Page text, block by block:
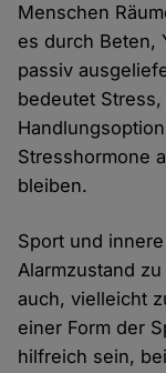
Menschen
es durch Beten,
passiv
bedeutet
Stresshormone
bleiben.
Sport und
Alarmzustand
auch, vielleicht
einer Form der
hilfreich sein,